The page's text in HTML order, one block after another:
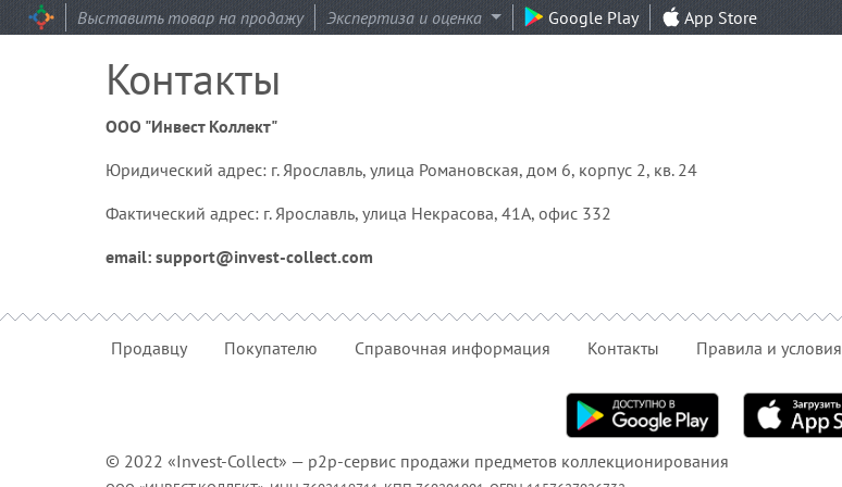
Выставить товар на продажу Экспертиза и оценка Google Play App Store
Контакты
ООО "Инвест Коллект"
Юридический адрес: г. Ярославль, улица Романовская, дом 6, корпус 2, кв. 24
Фактический адрес: г. Ярославль, улица Некрасова, 41А, офис 332
email: support@invest-collect.com
Продавцу Покупателю Справочная информация Контакты Правила и условия
© 2022 «Invest-Collect» — p2p-сервис продажи предметов коллекционирования